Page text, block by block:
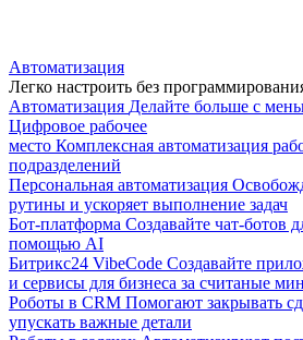
Автоматизация
Легко настроить без
Автоматизация Делайте больше с
Цифровое рабочее
место Комплексная автоматизация
подразделений
Персональная автоматизация
рутины и ускоряет выполнение задач
Бот-платформа Создавайте чат-ботов
помощью AI
Битрикс24 VibeCode Создавайте
и сервисы для бизнеса за считаные
Роботы в CRM Помогают закрывать
упускать важные детали